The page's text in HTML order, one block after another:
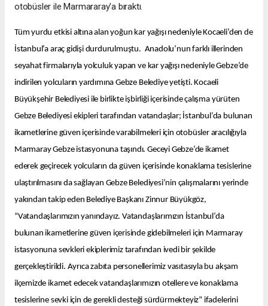
otobüsler ile Marmararay'a bıraktı.
Tüm yurdu etkisi altına alan yoğun kar yağışı nedeniyle Kocaeli’den de
İstanbul’a araç gidişi durdurulmuştu. Anadolu’nun farklı illerinden
seyahat firmalarıyla yolculuk yapan ve kar yağışı nedeniyle Gebze’de
indirilen yolcuların yardımına Gebze Belediye yetişti. Kocaeli
Büyükşehir Belediyesi ile birlikte işbirliği içerisinde çalışma yürüten
Gebze Belediyesi ekipleri tarafından vatandaşlar; İstanbul’da bulunan
ikametlerine güven içerisinde varabilmeleri için otobüsler aracılığıyla
Marmaray Gebze istasyonuna taşındı. Geceyi Gebze’de ikamet
ederek geçirecek yolcuların da güven içerisinde konaklama tesislerine
ulaştırılmasını da sağlayan Gebze Belediyesi’nin çalışmalarını yerinde
yakından takip eden Belediye Başkanı Zinnur Büyükgöz,
“Vatandaşlarımızın yanındayız. Vatandaşlarımızın İstanbul’da
bulunan ikametlerine güven içerisinde gidebilmeleri için Marmaray
istasyonuna sevkleri ekiplerimiz tarafından ivedi bir şekilde
gerçekleştirildi. Ayrıca zabıta personellerimiz vasıtasıyla bu akşam
ilçemizde ikamet edecek vatandaşlarımızın otellere ve konaklama
tesislerine sevki için de gerekli desteği sürdürmekteyiz” ifadelerini